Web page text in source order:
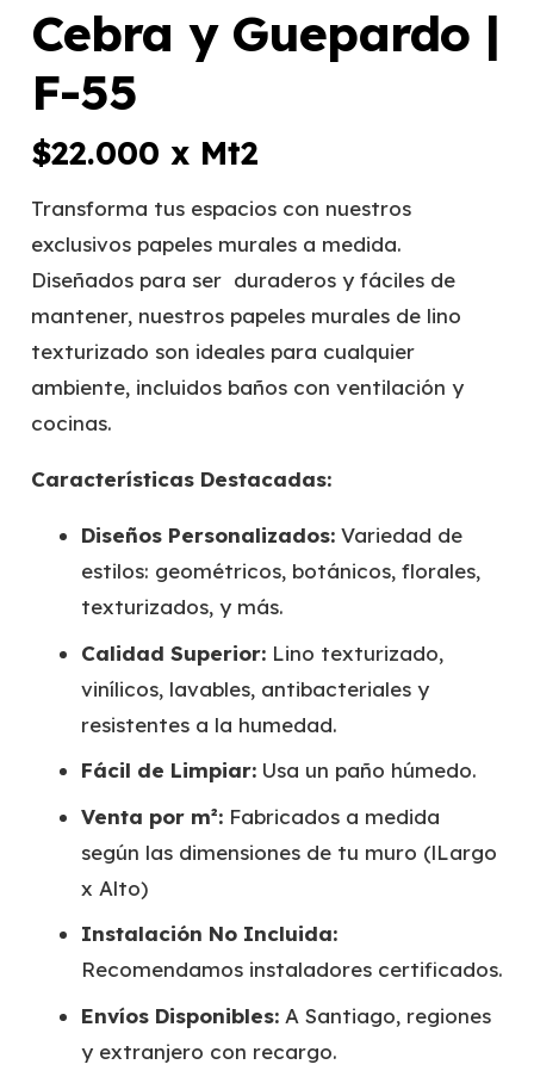
Cebra y Guepardo |
F-55
$22.000 x Mt2
Transforma tus espacios con nuestros
exclusivos papeles murales a medida.
Diseñados para ser duraderos y fáciles de
mantener, nuestros papeles murales de lino
texturizado son ideales para cualquier
ambiente, incluidos baños con ventilación y
cocinas.
Características Destacadas:
Diseños Personalizados: Variedad de
estilos: geométricos, botánicos, florales,
texturizados, y más.
Calidad Superior: Lino texturizado,
vinílicos, lavables, antibacteriales y
resistentes a la humedad.
Fácil de Limpiar: Usa un paño húmedo.
Venta por m²: Fabricados a medida
según las dimensiones de tu muro (lLargo
x Alto)
Instalación No Incluida:
Recomendamos instaladores certificados.
Envíos Disponibles: A Santiago, regiones
y extranjero con recargo.